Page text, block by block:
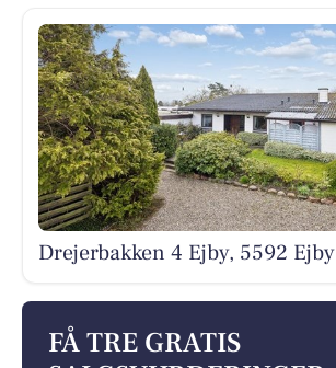
Drejerbakken 4 Ejby, 5592 Ejby
FÅ TRE GRATIS